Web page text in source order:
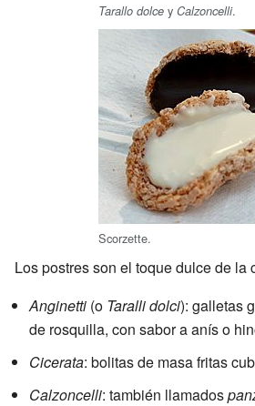
Tarallo dolce y Calzoncelli.
Scorzette.
Los postres son el toque dulce de la
Anginetti (o Taralli dolci): galletas
de rosquilla, con sabor a anís o
Cicerata: bolitas de masa fritas
Calzoncelli: también llamados